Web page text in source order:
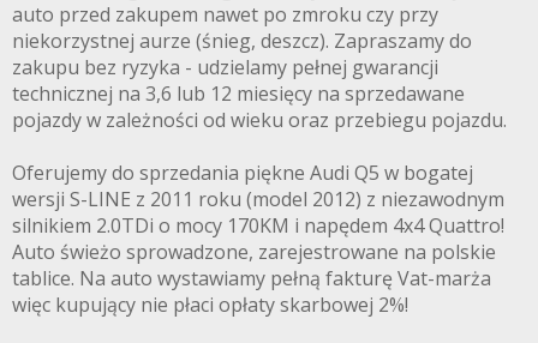
auto przed zakupem nawet po zmroku czy przy
niekorzystnej aurze (śnieg, deszcz). Zapraszamy do
zakupu bez ryzyka - udzielamy pełnej gwarancji
technicznej na 3,6 lub 12 miesięcy na sprzedawane
pojazdy w zależności od wieku oraz przebiegu pojazdu.
Oferujemy do sprzedania piękne Audi Q5 w bogatej
wersji S-LINE z 2011 roku (model 2012) z niezawodnym
silnikiem 2.0TDi o mocy 170KM i napędem 4x4 Quattro!
Auto świeżo sprowadzone, zarejestrowane na polskie
tablice. Na auto wystawiamy pełną fakturę Vat-marża
więc kupujący nie płaci opłaty skarbowej 2%!